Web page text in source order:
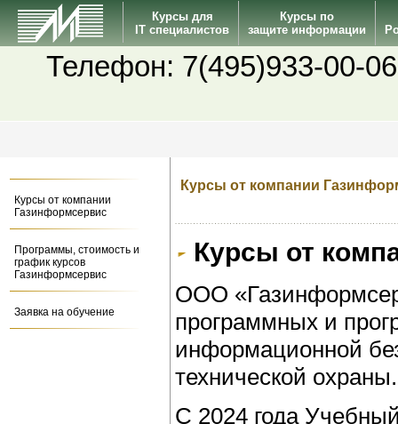
Курсы для
IT специалистов
Курсы по
защите информации
Телефон: 7(495)933-00-
Курсы от компании
Газинформсервис
Программы, стоимость и
график курсов
Газинформсервис
Заявка на обучение
Курсы от компании
Курсы от
ООО
программных и
информационной
технической охраны.
С 2024 года